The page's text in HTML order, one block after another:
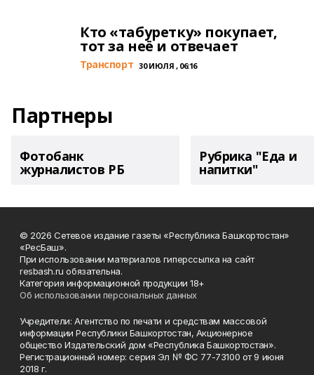
Кто «табуретку» покупает,
тот за неё и отвечает
Транспорт 30 ИЮЛЯ , 06:16
Партнеры
Фотобанк
журналистов РБ
Рубрика "Еда и
напитки"
© 2026 Сетевое издание газеты «Республика Башкортостан»
«РесБаш».
При использовании материалов гиперссылка на сайт
resbash.ru обязательна.
Категория информационной продукции 18+
Об использовании персональных данных
Учредители: Агентство по печати и средствам массовой
информации Республики Башкортостан, Акционерное
общество Издательский дом «Республика Башкортостан».
Регистрационный номер: серия Эл № ФС 77-73100 от 9 июня
2018 г.